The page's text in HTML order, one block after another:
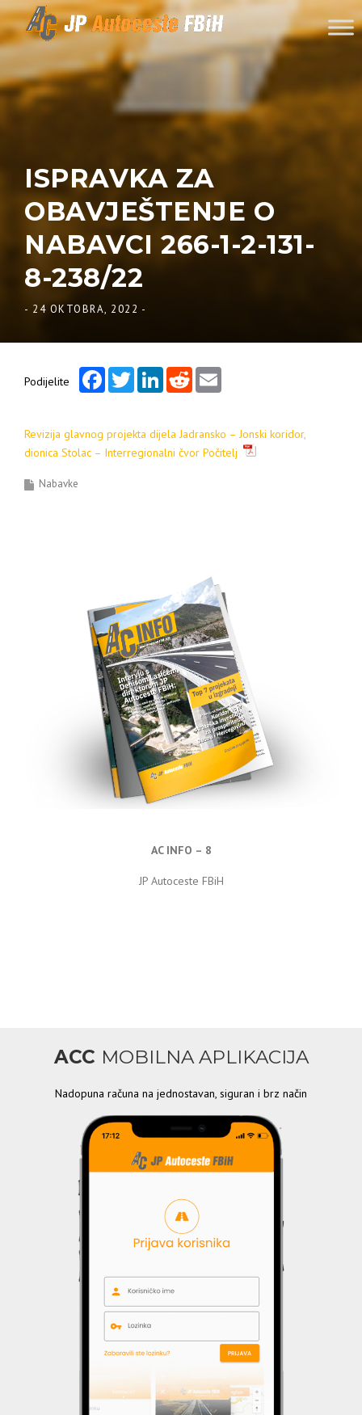
Skip to content
ISPRAVKA ZA
OBAVJEŠTENJE O
NABAVCI 266-1-2-131-
8-238/22
- 24 OKTOBRA, 2022 -
Podijelite
FacebookTwitterLinkedInReddit
Revizija glavnog projekta dijela Jadransko – Jonski koridor,
dionica Stolac – Interregionalni čvor Počitelj
Nabavke
AC INFO – 8
JP Autoceste FBiH
ACC MOBILNA APLIKACIJA
Nadopuna računa na jednostavan, siguran i brz način